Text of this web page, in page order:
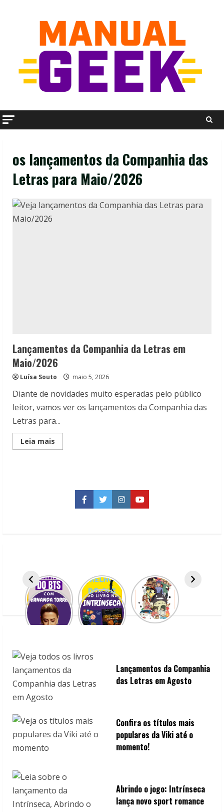
os lançamentos da Companhia das
Letras para Maio/2026
Lançamentos da Companhia da Letras em
Maio/2026
Luísa Souto maio 5, 2026
Diante de novidades muito esperadas pelo público
leitor, vamos ver os lançamentos da Companhia das
Letras para...
Leia mais
more
Letras
Maio/2026Facebook
TwitterInstagramYouTube
Lançamentos da Companhia
das Letras em Agosto
Confira os títulos mais
populares da Viki até o
momento!
Abrindo o jogo: Intrínseca
lança novo sport romance